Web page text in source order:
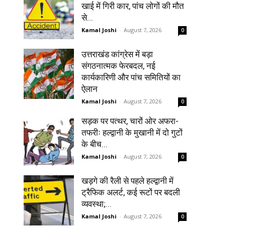
खाई में गिरी कार, पांच लोगों की मौत
से...
Kamal Joshi - August 7, 2026 0
उत्तराखंड कांग्रेस में बड़ा
संगठनात्मक फेरबदल, नई
कार्यकारिणी और पांच समितियों का
ऐलान
Kamal Joshi - August 7, 2026 0
सड़क पर पत्थर, चारों ओर अफरा-
तफरीः हल्द्वानी के मुखानी में दो गुटों
के बीच...
Kamal Joshi - August 7, 2026 0
खड़गे की रैली से पहले हल्द्वानी में
ट्रैफिक अलर्ट, कई रूटों पर बदली
व्यवस्था;...
Kamal Joshi - August 7, 2026 0